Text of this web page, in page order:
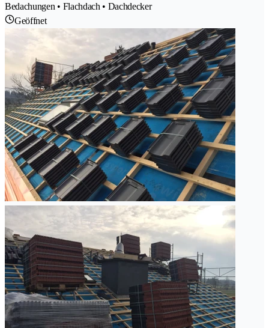
Bedachungen • Flachdach • Dachdecker
Geöffnet